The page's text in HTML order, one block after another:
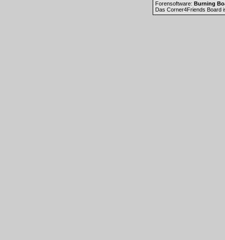
Forensoftware: Burning
Das Corner4Friends Board